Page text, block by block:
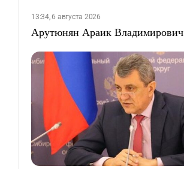
13:34, 6 августа 2026
Арутюнян Араик Владимирович